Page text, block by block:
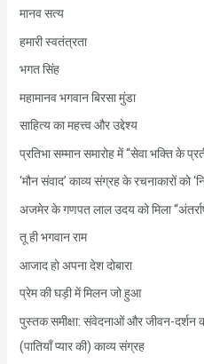
मानव सत्य
हमारी स्वतंत्रता
भगत सिंह
महामानव भगवान बिरसा मुंडा
साहित्य का महत्त्व और उद्देश्य
प्रतिभा सम्मान समारोह में “सेवा भक्ति के
‘मौन संवाद’ काव्य संग्रह के रचनाकारों को
अजमेर के गणपत लाल उदय को मिला
तू ही भगवान राम
आजाद हो अपना देश दोबारा
प्रेम की घड़ी में मिलन जो हुआ
पुस्तक समीक्षा: संवेदनाओं और जीवन-दर्शन
(पातियाँ प्यार की) काव्य संग्रह